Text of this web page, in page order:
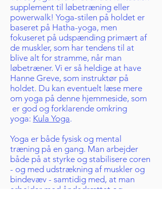
supplement til løbetræning eller
powerwalk! Yoga-stilen på holdet er
baseret på Hatha-yoga, men
fokuseret på udspænding primært af
de muskler, som har tendens til at
blive alt for stramme, når man
løbetræner. Vi er så heldige at have
Hanne Greve, som instruktør på
holdet. Du kan eventuelt læse mere
om yoga på denne hjemmeside, som
er god og forklarende omkring
yoga: Kula Yoga.
Yoga er både fysisk og mental
træning på en gang. Man arbejder
både på at styrke og stabilisere coren
- og med udstrækning af muskler og
bindevæv - samtidig med, at man
arbejder med åndedrættet og